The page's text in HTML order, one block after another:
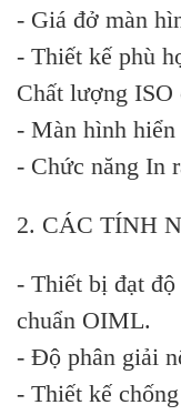
- Giá đở màn
- Thiết kế phù
Chất lượng ISO
- Màn hình
- Chức năng In
2. CÁC TÍNH
- Thiết bị đạt
chuẩn OIML.
- Độ phân giải
- Thiết kế